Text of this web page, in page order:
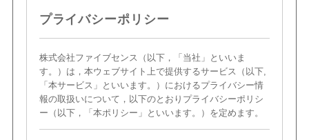
プライバシーポリシー
株式会社ファイブセンス（以下，「当社」といいま
す。）は，本ウェブサイト上で提供するサービス（以下,
「本サービス」といいます。）におけるプライバシー情
報の取扱いについて，以下のとおりプライバシーポリシ
ー（以下，「本ポリシー」といいます。）を定めます。